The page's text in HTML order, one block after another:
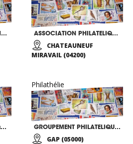
AMICALE PHILATELIQUE DIGNOISE ASSOCIATION PHILATELIQUE SISTERONAISE
CHATEAUNEUF
MIRAVAIL (04200)
ASSOCIATION PHILATELIQUE DE PIERREVERT
Philathélie
GROUPEMENT PHILATELIQUE ALPIN-GAP
GAP (05000)